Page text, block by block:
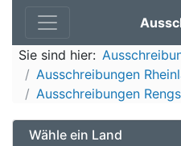
Sie sind hier:
Ausschreibungen
Ausschreibungen
Wähle ein Land